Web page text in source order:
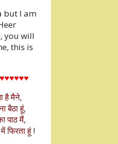
but I am
you will
this is
है मैने,
बैठा हूं,
पाठ मैं,
फिरता हूं !